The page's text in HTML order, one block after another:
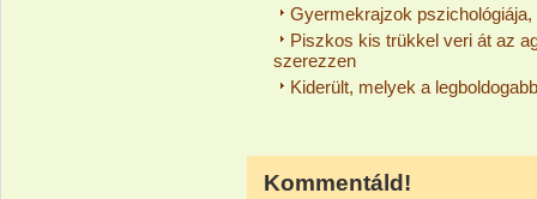
Gyermekrajzok
Piszkos kis trükkel veri át az
szerezzen
Kiderült, melyek a
Kommentáld!